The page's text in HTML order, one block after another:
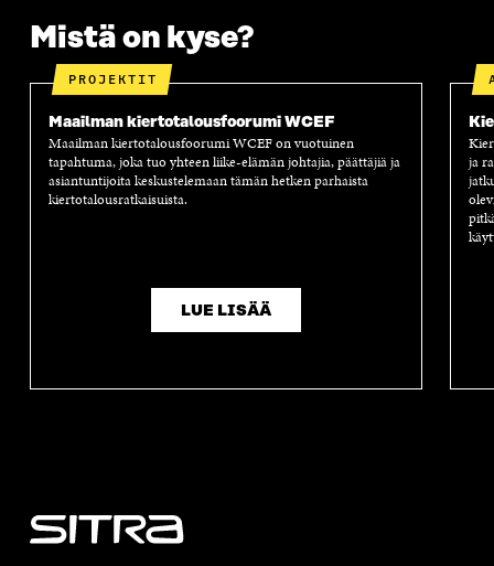
Mistä on kyse?
PROJEKTIT
Maailman kiertotalousfoorumi WCEF
Maailman kiertotalousfoorumi WCEF on vuotuinen
tapahtuma, joka tuo yhteen liike-elämän johtajia, päättäjiä ja
asiantuntijoita keskustelemaan tämän hetken parhaista
kiertotalousratkaisuista.
LUE LISÄÄ
ja